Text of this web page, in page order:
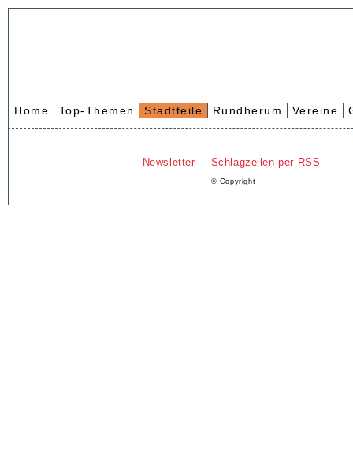
Home Top-Themen Stadtteile Rundherum Vereine
Newsletter Schlagzeilen per RSS
© Copyright